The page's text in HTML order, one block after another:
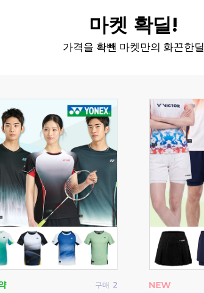
마켓 확딜!
가격을 확뺀 마켓만의 화끈한딜
구매 113